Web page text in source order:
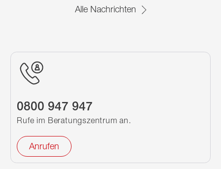
Alle Nachrichten
0800 947 947
Rufe im Beratungszentrum an.
Anrufen